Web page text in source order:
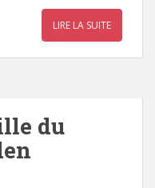
LIRE LA SUITE
du